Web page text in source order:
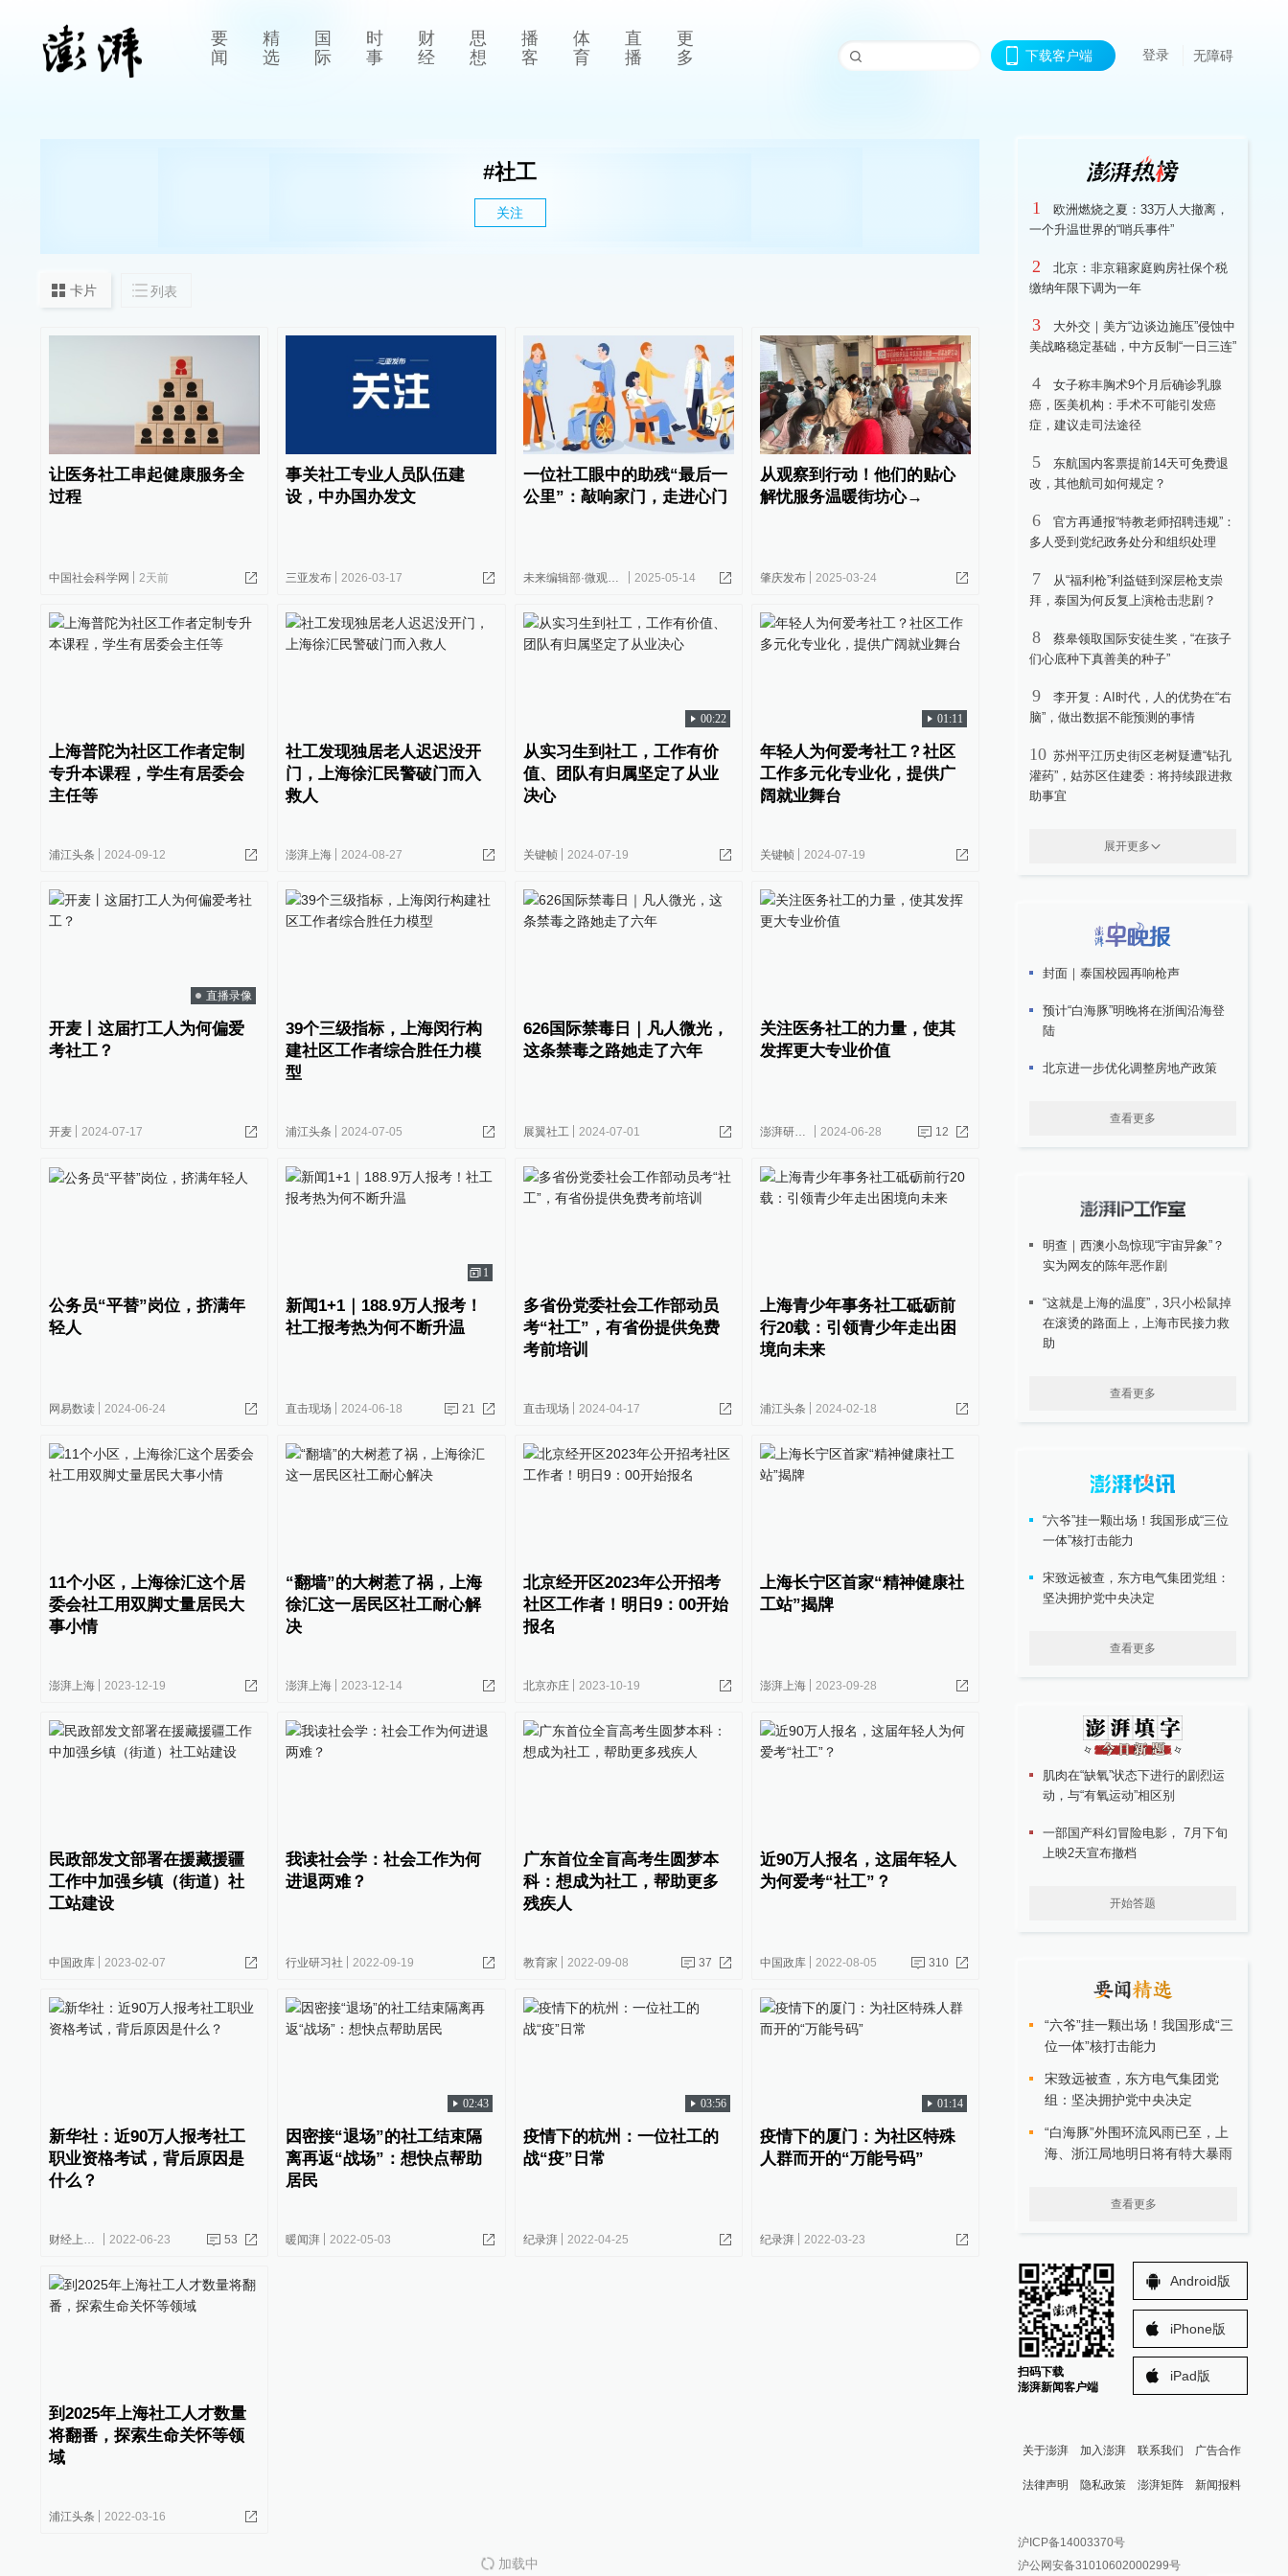
要
闻
精
选
国
际
时
事
财
经
思
想
播
客
体
育
直
播
更
多
下载客户端 登录 无障碍
#社工
关注
卡片 列表
让医务社工串起健康服务全
过程
中国社会科学网 2天前
事关社工专业人员队伍建
设，中办国办发文
三亚发布 2026-03-17
一位社工眼中的助残“最后一
公里”：敲响家门，走进心门
未来编辑部·微观中国 2025-05-14
从观察到行动！他们的贴心
解忧服务温暖街坊心→
肇庆发布 2025-03-24
上海普陀为社区工作者定制
专升本课程，学生有居委会
主任等
浦江头条 2024-09-12
社工发现独居老人迟迟没开
门，上海徐汇民警破门而入
救人
澎湃上海 2024-08-27
00:22
从实习生到社工，工作有价
值、团队有归属坚定了从业
决心
关键帧 2024-07-19
01:11
年轻人为何爱考社工？社区
工作多元化专业化，提供广
阔就业舞台
关键帧 2024-07-19
直播录像
开麦丨这届打工人为何偏爱
考社工？
开麦 2024-07-17
39个三级指标，上海闵行构
建社区工作者综合胜任力模
型
浦江头条 2024-07-05
626国际禁毒日｜凡人微光，
这条禁毒之路她走了六年
展翼社工 2024-07-01
关注医务社工的力量，使其
发挥更大专业价值
澎湃研究所 2024-06-28 12
公务员“平替”岗位，挤满年
轻人
网易数读 2024-06-24
1
新闻1+1｜188.9万人报考！
社工报考热为何不断升温
直击现场 2024-06-18 21
多省份党委社会工作部动员
考“社工”，有省份提供免费
考前培训
直击现场 2024-04-17
上海青少年事务社工砥砺前
行20载：引领青少年走出困
境向未来
浦江头条 2024-02-18
11个小区，上海徐汇这个居
委会社工用双脚丈量居民大
事小情
澎湃上海 2023-12-19
“翻墙”的大树惹了祸，上海
徐汇这一居民区社工耐心解
决
澎湃上海 2023-12-14
北京经开区2023年公开招考
社区工作者！明日9：00开始
报名
北京亦庄 2023-10-19
上海长宁区首家“精神健康社
工站”揭牌
澎湃上海 2023-09-28
民政部发文部署在援藏援疆
工作中加强乡镇（街道）社
工站建设
中国政库 2023-02-07
我读社会学：社会工作为何
进退两难？
行业研习社 2022-09-19
广东首位全盲高考生圆梦本
科：想成为社工，帮助更多
残疾人
教育家 2022-09-08 37
近90万人报名，这届年轻人
为何爱考“社工”？
中国政库 2022-08-05 310
新华社：近90万人报考社工
职业资格考试，背后原因是
什么？
财经上下游 2022-06-23 53
02:43
因密接“退场”的社工结束隔
离再返“战场”：想快点帮助
居民
暖闻湃 2022-05-03
03:56
疫情下的杭州：一位社工的
战“疫”日常
纪录湃 2022-04-25
01:14
疫情下的厦门：为社区特殊
人群而开的“万能号码”
纪录湃 2022-03-23
到2025年上海社工人才数量
将翻番，探索生命关怀等领
域
浦江头条 2022-03-16
加载中
1
欧洲燃烧之夏：33万人大撤离，
一个升温世界的“哨兵事件”
2
北京：非京籍家庭购房社保个税
缴纳年限下调为一年
3
大外交｜美方“边谈边施压”侵蚀中
美战略稳定基础，中方反制“一日三连”
4
女子称丰胸术9个月后确诊乳腺
癌，医美机构：手术不可能引发癌
症，建议走司法途径
5
东航国内客票提前14天可免费退
改，其他航司如何规定？
6
官方再通报“特教老师招聘违规”：
多人受到党纪政务处分和组织处理
7
从“福利枪”利益链到深层枪支崇
拜，泰国为何反复上演枪击悲剧？
8
蔡皋领取国际安徒生奖，“在孩子
们心底种下真善美的种子”
9
李开复：AI时代，人的优势在“右
脑”，做出数据不能预测的事情
10 苏州平江历史街区老树疑遭“钻孔
灌药”，姑苏区住建委：将持续跟进救
助事宜
展开更多
封面｜泰国校园再响枪声
预计“白海豚”明晚将在浙闽沿海登
陆
北京进一步优化调整房地产政策
查看更多
明查｜西澳小岛惊现“宇宙异象”？
实为网友的陈年恶作剧
“这就是上海的温度”，3只小松鼠掉
在滚烫的路面上，上海市民接力救
助
查看更多
“六爷”挂一颗出场！我国形成“三位
一体”核打击能力
宋致远被查，东方电气集团党组：
坚决拥护党中央决定
查看更多
肌肉在“缺氧”状态下进行的剧烈运
动，与“有氧运动”相区别
一部国产科幻冒险电影， 7月下旬
上映2天宣布撤档
开始答题
“六爷”挂一颗出场！我国形成“三
位一体”核打击能力
宋致远被查，东方电气集团党
组：坚决拥护党中央决定
“白海豚”外围环流风雨已至，上
海、浙江局地明日将有特大暴雨
查看更多
扫码下载
澎湃新闻客户端
Android版
iPhone版
iPad版
关于澎湃 加入澎湃 联系我们 广告合作
法律声明 隐私政策 澎湃矩阵
澎湃新闻公众号
澎湃新闻抖音号
新闻报料
报料邮箱: news@thepaper.cn
沪ICP备14003370号
沪公网安备31010602000299号